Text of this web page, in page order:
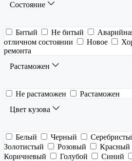
Состояние
Битый Не битый
отличном состоянии
Новое
ремонта
Растаможен
Не растаможен
Растаможен
Цвет кузова
Белый Черный
Золотистый
Розовый Красный
Коричневый
Голубой Синий